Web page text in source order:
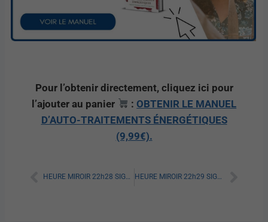
Pour l’obtenir directement, cliquez ici pour
l’ajouter au panier
: OBTENIR LE MANUEL
D’AUTO-TRAITEMENTS ÉNERGÉTIQUES
(9,99€).
HEURE MIROIR 22h28 SIGNIFICATION SPIRITUELLE [A LIRE] HEURE MIROIR 22h29 SIGNIFICATION SPIRITUELLE [A LIRE]